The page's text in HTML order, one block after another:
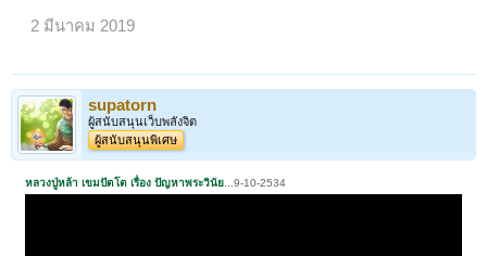
2 มีนาคม 2019
supatorn
ผู้สนับสนุนเว็บพลังจิต
ผู้สนับสนุนพิเศษ
หลวงปู่หล้า เขมปัตโต เรื่อง ปัญหาพระวินัย...9-10-2534